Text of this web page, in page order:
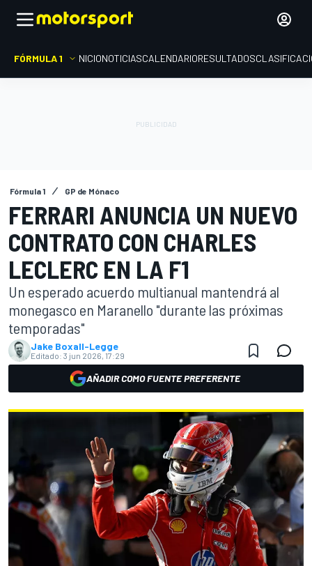
FÓRMULA 1 INICIONOTICIASCALENDARIORESULTADOS
Fórmula 1 GP de Mónaco
FERRARI ANUNCIA UN NUEVO
CONTRATO CON CHARLES
LECLERC EN LA F1
Un esperado acuerdo multianual mantendrá al
monegasco en Maranello "durante las próximas
temporadas"
Jake Boxall-Legge
Editado: 3 jun 2026, 17:29
AÑADIR COMO FUENTE PREFERENTE